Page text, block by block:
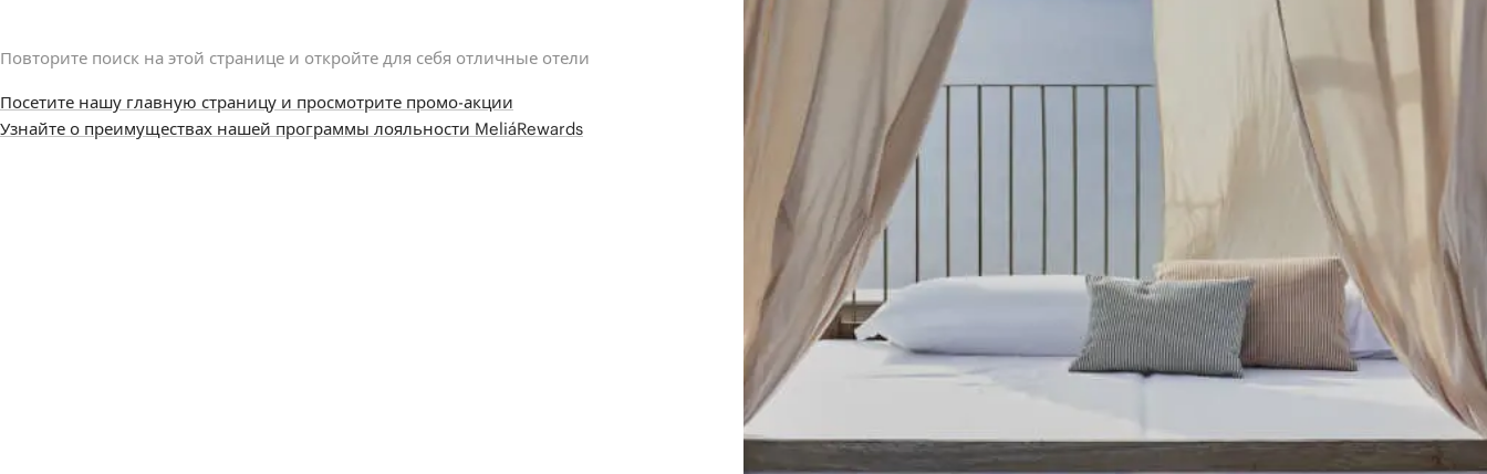
Повторите поиск на этой странице и откройте для себя отличные отели
Посетите нашу главную страницу и просмотрите промо-акции
Узнайте о преимуществах нашей программы лояльности MeliáRewards